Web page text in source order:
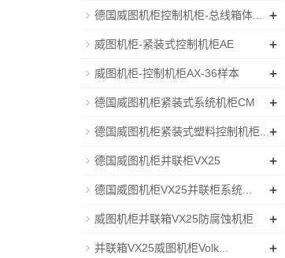
德国威图机柜控制机柜-总线箱体... +
威图机柜-紧装式控制机柜AE +
威图机柜-控制机柜AX-36样本 +
德国威图机柜紧装式系统机柜CM +
德国威图机柜紧装式塑料控制机柜... +
德国威图机柜并联柜VX25 +
德国威图机柜VX25并联柜系统... +
威图机柜并联箱VX25防腐蚀机柜 +
并联箱VX25威图机柜Volk... +